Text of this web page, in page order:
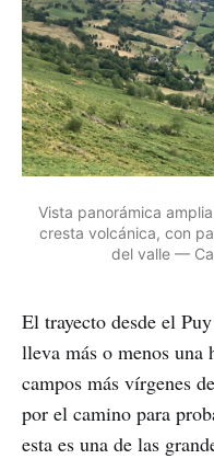
Vista panorámica
cresta volcánica, con
del valle —
El trayecto desde el
lleva más o menos una
campos más vírgenes
por el camino para
esta es una de las